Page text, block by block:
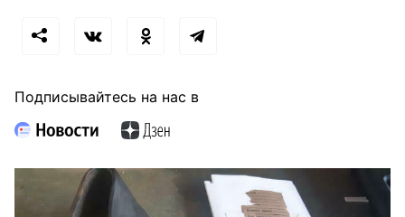
Подписывайтесь на нас в